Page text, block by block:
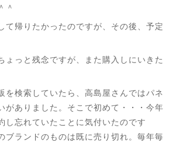
＾
て帰りたかったのですが、その後、予定
ょっと残念ですが、また購入しにいきた
を検索していたら、高島屋さんではパネ
がありました。そこで初めて・・・今年
し忘れていたことに気付いたのです
ブランドのものは既に売り切れ。毎年毎